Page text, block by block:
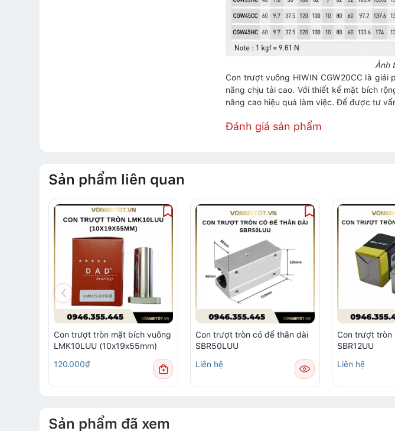
Ảnh
Con trượt vuông HIWIN CGW20CC là
năng chịu tải cao. Với thiết kế mặt bích
nâng cao hiệu quả làm việc. Để được tư
Đánh giá sản phẩm
Sản phẩm liên quan
Con trượt tròn mặt bích vuông
LMK10LUU (10x19x55mm)
120.000₫
Con trượt tròn có đế thân dài
SBR50LUU
Liên hệ
Con trượt tròn
SBR12UU
Liên hệ
Sản phẩm đã xem